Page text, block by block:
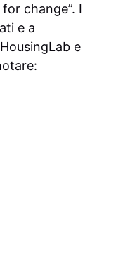
change”. I
e a
e